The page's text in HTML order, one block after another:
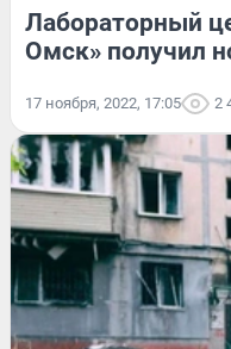
Лабораторный
Омск» получил
17 ноября, 2022, 17:05 2